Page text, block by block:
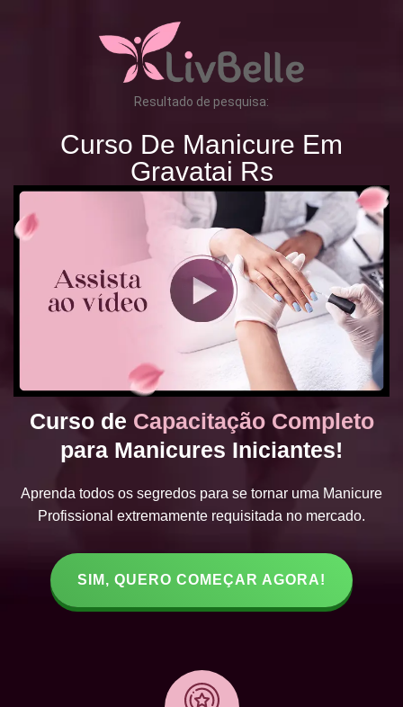
Resultado de pesquisa:
Curso De Manicure Em
Gravatai Rs
Curso de Capacitação Completo
para Manicures Iniciantes!
Aprenda todos os segredos para se tornar uma Manicure
Profissional extremamente requisitada no mercado.
SIM, QUERO COMEÇAR AGORA!